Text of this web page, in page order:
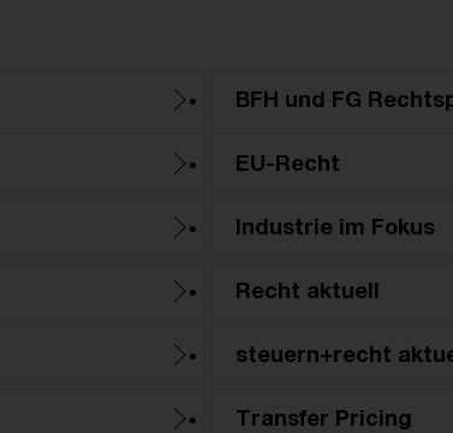
BFH und FG
EU-Recht
Industrie im Fokus
Recht aktuell
steuern+recht
Transfer Pricing